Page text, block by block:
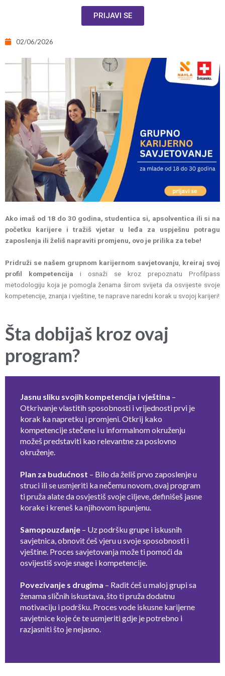
PRIJAVI SE
02/06/2026
Ako imaš od 18 do 30 godina, studentica si, apsolventica ili si na
početku karijere i tražiš vjetar u leđa za uspješnu potragu
zaposlenja ili želiš napraviti promjenu, ovo je prilika za tebe!
Pridruži se našem grupnom karijernom savjetovanju kreiraj svoj
profil kompetencija i osnaži se kroz prepoznatu Profilpass
metodologiju koja je pomogla ženama širom svijeta da osvijeste svoje
kompetencije, znanja i vještine, te naprave naredni korak u svojoj karijeri!
Šta dobijaš kroz ovaj
program?
Jasnu sliku svojih kompetencija i vještina –
Otkrivanje vlastitih sposobnosti i vrijednosti prvi je
korak ka napretku i promjeni. Otkrij kako
kompetencije stečene i u informalnom okruženju
možeš predstaviti kao relevantne za poslovno
okruženje.
Plan za budućnost – Bilo da želiš prvo zaposlenje u
struci ili se usmjeriti ka nečemu novom, ovaj program
ti pruža alate da osvjestiš svoje ciljeve, definišeš jasne
korake i kreneš ka njihovom ispunjenu.
Samopouzdanje – Uz podršku grupe i iskusnih
savjetnica, obnovit ćeš vjeru u svoje sposobnosti i
vještine. Proces savjetovanja može ti pomoći da
osvijestiš svoje snage i kompetencije.
Povezivanje s drugima – Radit ćeš u maloj grupi sa
ženama sličnih iskustava, što ti pruža dodatnu
motivaciju i podršku. Proces vode iskusne karijerne
savjetnice koje će te usmjeriti gdje je potrebno i
razjasniti što je nejasno.